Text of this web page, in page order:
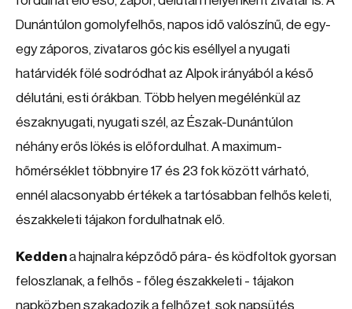
Dunántúlon gomolyfelhős, napos idő valószínű, de egy-
egy záporos, zivataros góc kis eséllyel a nyugati
határvidék fölé sodródhat az Alpok irányából a késő
délutáni, esti órákban. Több helyen megélénkül az
északnyugati, nyugati szél, az Észak-Dunántúlon
néhány erős lökés is előfordulhat. A maximum-
hőmérséklet többnyire 17 és 23 fok között várható,
ennél alacsonyabb értékek a tartósabban felhős keleti,
északkeleti tájakon fordulhatnak elő.
Keddena hajnalra képződő pára- és ködfoltok gyorsan
feloszlanak, a felhős - főleg északkeleti - tájakon
napközben szakadozik a felhőzet, sok napsütés